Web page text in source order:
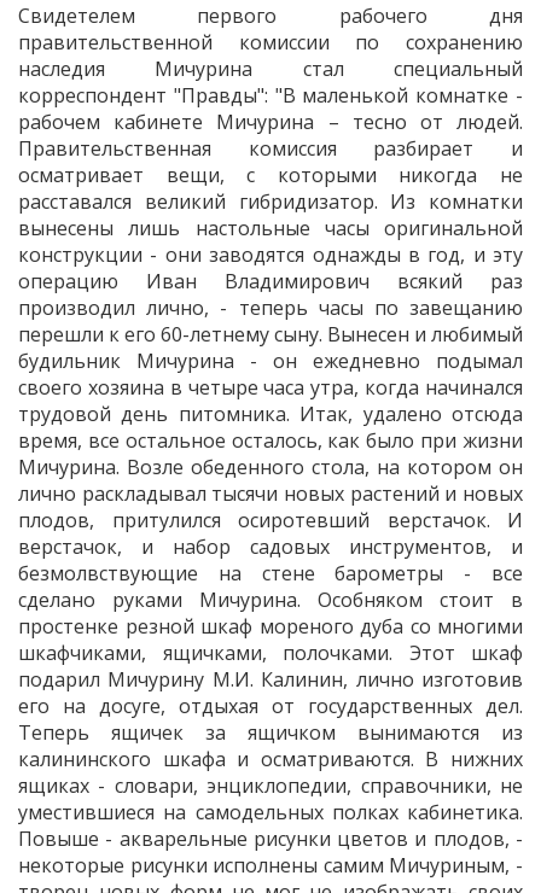
Свидетелем первого рабочего дня
правительственной комиссии по сохранению
наследия Мичурина стал специальный
корреспондент "Правды": "В маленькой комнатке -
рабочем кабинете Мичурина – тесно от людей.
Правительственная комиссия разбирает и
осматривает вещи, с которыми никогда не
расставался великий гибридизатор. Из комнатки
вынесены лишь настольные часы оригинальной
конструкции - они заводятся однажды в год, и эту
операцию Иван Владимирович всякий раз
производил лично, - теперь часы по завещанию
перешли к его 60-летнему сыну. Вынесен и любимый
будильник Мичурина - он ежедневно подымал
своего хозяина в четыре часа утра, когда начинался
трудовой день питомника. Итак, удалено отсюда
время, все остальное осталось, как было при жизни
Мичурина. Возле обеденного стола, на котором он
лично раскладывал тысячи новых растений и новых
плодов, притулился осиротевший верстачок. И
верстачок, и набор садовых инструментов, и
безмолвствующие на стене барометры - все
сделано руками Мичурина. Особняком стоит в
простенке резной шкаф мореного дуба со многими
шкафчиками, ящичками, полочками. Этот шкаф
подарил Мичурину М.И. Калинин, лично изготовив
его на досуге, отдыхая от государственных дел.
Теперь ящичек за ящичком вынимаются из
калининского шкафа и осматриваются. В нижних
ящиках - словари, энциклопедии, справочники, не
уместившиеся на самодельных полках кабинетика.
Повыше - акварельные рисунки цветов и плодов, -
некоторые рисунки исполнены самим Мичуриным, -